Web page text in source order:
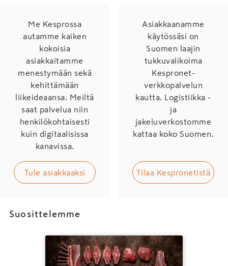
Me Kesprossa
autamme kaiken
kokoisia
asiakkaitamme
menestymään sekä
kehittämään
liikeideaansa. Meiltä
saat palvelua niin
henkilökohtaisesti
kuin digitaalisissa
kanavissa.
Tule asiakkaaksi
Asiakkaanamme
käytössäsi on
Suomen laajin
tukkuvalikoima
Kespronet-
verkkopalvelun
kautta. Logistiikka -
ja
jakeluverkostomme
kattaa koko Suomen.
Tilaa Kespronetistä
Suosittelemme